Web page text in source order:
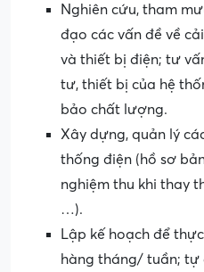
Nghiên cứu, tham
đạo các vấn đề về
và thiết bị điện; tư
tư, thiết bị của hệ
bảo chất lượng.
Xây dựng, quản lý
thống điện (hồ sơ
nghiệm thu khi thay
…).
Lập kế hoạch để
hàng tháng/ tuần; tự